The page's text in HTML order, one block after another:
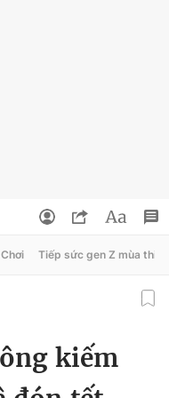
Tiếp sức gen Z mùa thi
kiếm